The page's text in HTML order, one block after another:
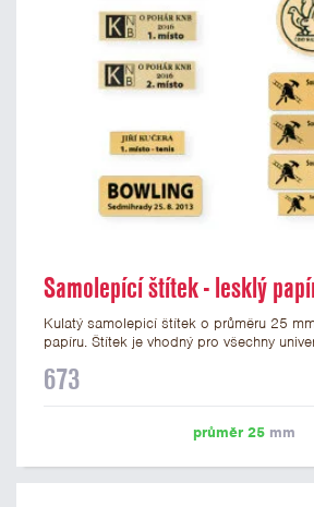
Samolepící štítek - lesklý
Kulatý samolepicí štítek o průměru 25
papíru. Štítek je vhodný pro všechny
mm. Na štítek je možné vytisknout logo
673
průměr 25 mm